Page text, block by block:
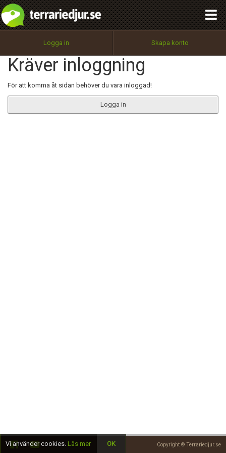
Logga in Skapa konto
Kräver inloggning
För att komma åt sidan behöver du vara inloggad!
Logga in
Copyright © Terrariedjur.se
Utför
100%
OK
integritetspolicy
Namn:
Epost:
Begär nytt lösenord
Tillbaka till förstasidan
Vi använder cookies. Läs mer OK